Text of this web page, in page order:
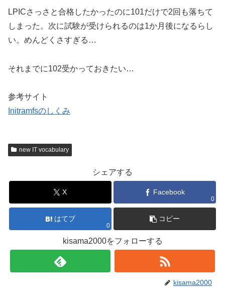
LPICさっさと合格したかったのに101だけで2回も落ちて
しまった。次に試験が受けられるのは1か月後になるらし
い。めんどくさすぎる…
それまでに102受かっておきたい…
参考サイト
Initramfsのしくみ
new IT vocabulary
シェアする
X Facebook
0
はてブ
0
コピー
kisama2000をフォローする
kisama2000